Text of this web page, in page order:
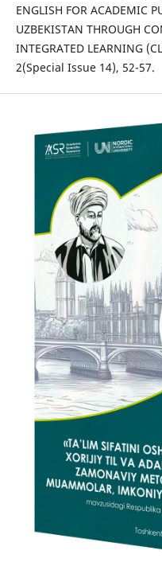
ENGLISH FOR ACADEMIC
UZBEKISTAN THROUGH
INTEGRATED LEARNING
2(Special Issue 14), 52-57.